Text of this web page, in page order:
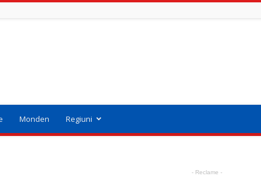
Monden Regiuni
- Reclame -